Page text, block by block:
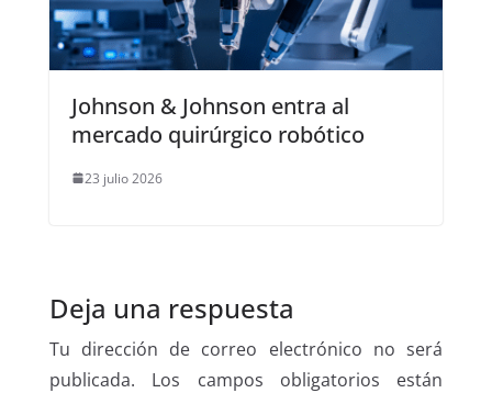
Johnson & Johnson entra al
mercado quirúrgico robótico
23 julio 2026
Deja una respuesta
Tu dirección de correo electrónico no será
publicada.
Los campos obligatorios están